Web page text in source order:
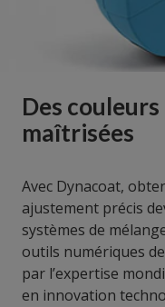
Des
maîtrisées
Avec Dynacoat,
ajustement précis
systèmes de
outils numériques
par l’expertise
en innovation